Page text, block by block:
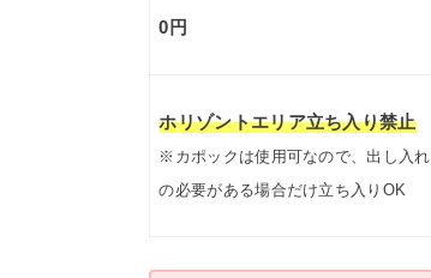
0円
ホリゾントエリア立ち入り禁止
※カポックは使用可なので、出し入れ
の必要がある場合だけ立ち入りOK